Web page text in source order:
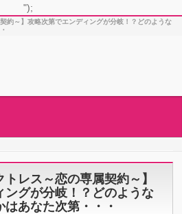
");
約～】攻略次第でエンディングが分岐！？どのような
トレス～恋の専属契約～】
ングが分岐！？どのような
あなた次第・・・